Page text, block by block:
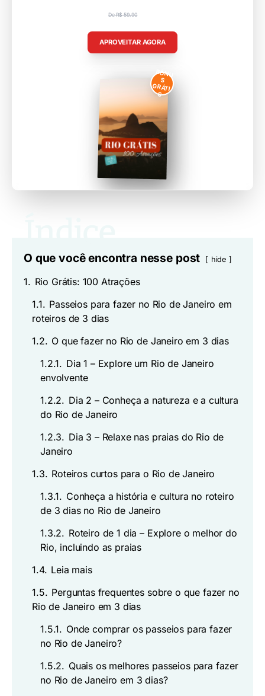
De R$ 59,90
APROVEITAR AGORA
BÔNU
S
GRÁTI
S
O que você encontra nesse post hide
1. Rio Grátis: 100 Atrações
1.1. Passeios para fazer no Rio de Janeiro em
roteiros de 3 dias
1.2. O que fazer no Rio de Janeiro em 3 dias
1.2.1. Dia 1 – Explore um Rio de Janeiro
envolvente
1.2.2. Dia 2 – Conheça a natureza e a cultura
do Rio de Janeiro
1.2.3. Dia 3 – Relaxe nas praias do Rio de
Janeiro
1.3. Roteiros curtos para o Rio de Janeiro
1.3.1. Conheça a história e cultura no roteiro
de 3 dias no Rio de Janeiro
1.3.2. Roteiro de 1 dia – Explore o melhor do
Rio, incluindo as praias
1.4. Leia mais
1.5. Perguntas frequentes sobre o que fazer no
Rio de Janeiro em 3 dias
1.5.1. Onde comprar os passeios para fazer
no Rio de Janeiro?
1.5.2. Quais os melhores passeios para fazer
no Rio de Janeiro em 3 dias?